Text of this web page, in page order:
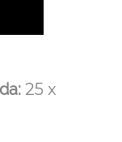
25 x